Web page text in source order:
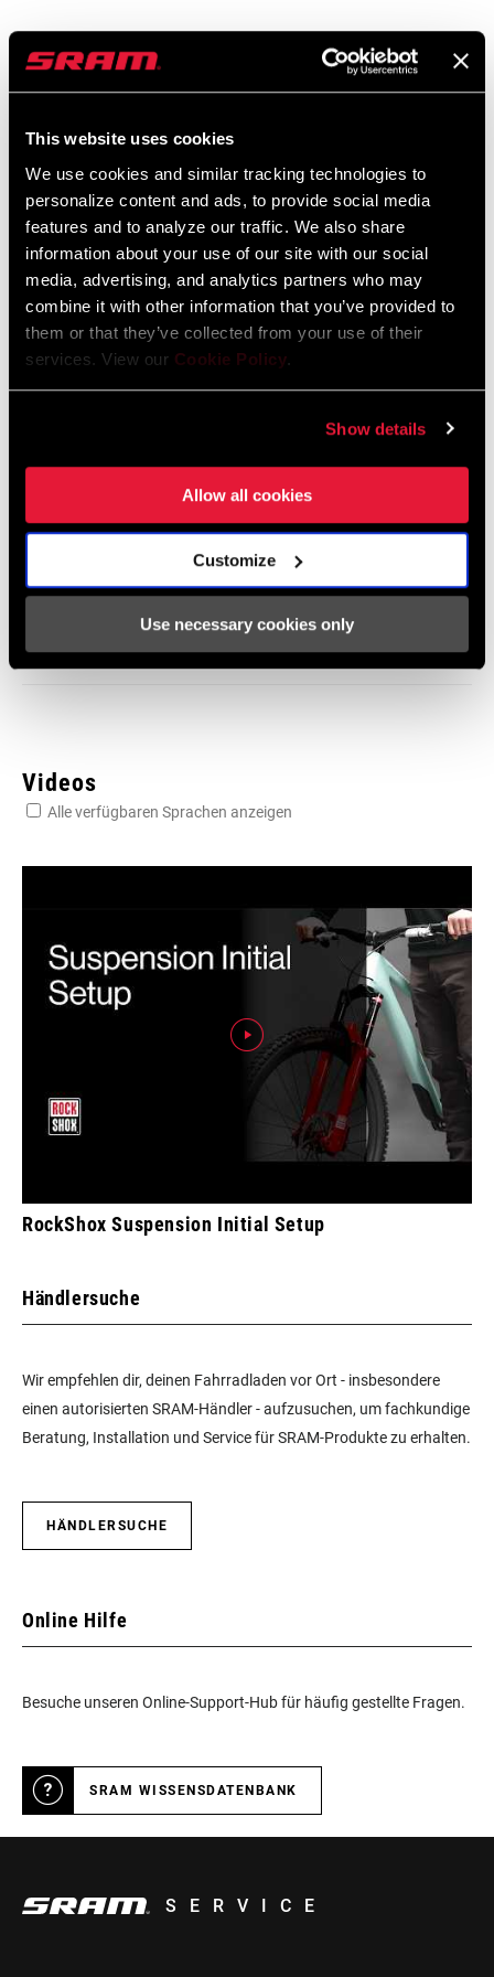
This website uses cookies
We use cookies and similar tracking technologies to
personalize content and ads, to provide social media
features and to analyze our traffic. We also share
information about your use of our site with our social
media, advertising, and analytics partners who may
combine it with other information that you’ve provided to
them or that they’ve collected from your use of their
services. View our Cookie Policy.
Show details
Allow all cookies
Customize
Use necessary cookies only
95-4018-009-000 Safety Instructions
Suspension
Sprache: 日本語, 官话, Português,
Nederlands, Italiano, Français,
Español, English, Deutsch
348 KB
95-4018-009-100 Safety Instructions
Suspension EEU
231 KB
SRAM und Zipp Gewährleistung
604kb
Videos
Alle verfügbaren Sprachen anzeigen
RockShox Suspension Initial Setup
Händlersuche
Wir empfehlen dir, deinen Fahrradladen vor Ort - insbesondere
einen autorisierten SRAM-Händler - aufzusuchen, um fachkundige
Beratung, Installation und Service für SRAM-Produkte zu erhalten.
HÄNDLERSUCHE
Online Hilfe
Besuche unseren Online-Support-Hub für häufig gestellte Fragen.
SRAM WISSENSDATENBANK
SERVICE